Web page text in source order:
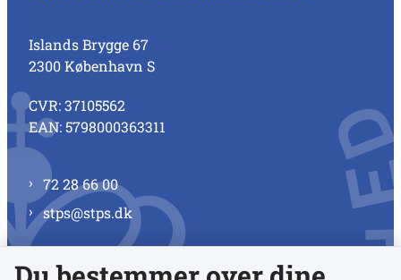
Islands Brygge 67
2300 København S
CVR: 37105562
EAN: 5798000363311
72 28 66 00
stps@stps.dk